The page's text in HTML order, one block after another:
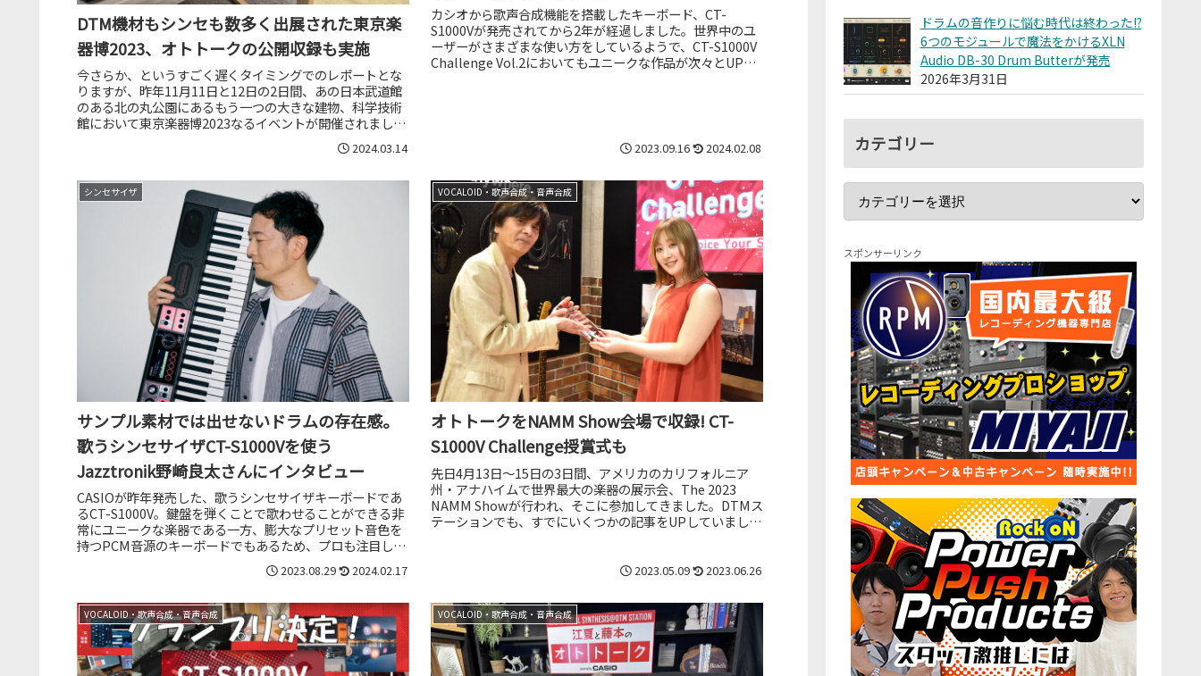
DTM機材もシンセも数多く出展された東京楽
器博2023、オトトークの公開収録も実施
今さらか、というすごく遅くタイミングでのレポートとな
りますが、昨年11月11日と12日の2日間、あの日本武道館
のある北の丸公園にあるもう一つの大きな建物、科学技術
館において東京楽器博2023なるイベントが開催されまし
2024.03.14
カシオから歌声合成機能を搭載したキーボード、CT-
S1000Vが発売されてから2年が経過しました。世界中のユ
ーザーがさまざまな使い方をしているようで、CT-S1000V
Challenge Vol.2においてもユニークな作品が次々とUPさ
2023.09.16 2024.02.08
シンセサイザ
サンプル素材では出せないドラムの存在感。
歌うシンセサイザCT-S1000Vを使う
Jazztronik野崎良太さんにインタビュー
CASIOが昨年発売した、歌うシンセサイザキーボードであ
るCT-S1000V。鍵盤を弾くことで歌わせることができる非
常にユニークな楽器である一方、膨大なプリセット音色を
持つPCM音源のキーボードでもあるため、プロも注目して
2023.08.29 2024.02.17
VOCALOID・歌声合成・音声合成
オトトークをNAMM Show会場で収録! CT-
S1000V Challenge授賞式も
先日4月13日～15日の3日間、アメリカのカリフォルニア
州・アナハイムで世界最大の楽器の展示会、The 2023
NAMM Showが行われ、そこに参加してきました。DTMス
テーションでも、すでにいくつかの記事をUPしていました
2023.05.09 2023.06.26
VOCALOID・歌声合成・音声合成 VOCALOID・歌声合成・音声合成
ドラムの音作りに悩む時代は終わった!?
6つのモジュールで魔法をかけるXLN
Audio DB-30 Drum Butterが発売
2026年3月31日
カテゴリー
スポンサーリンク